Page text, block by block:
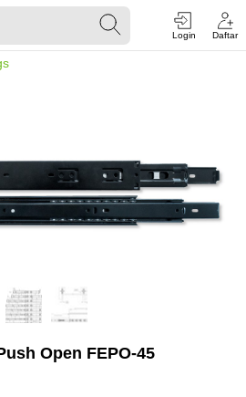
Login Daftar
Open FEPO-45